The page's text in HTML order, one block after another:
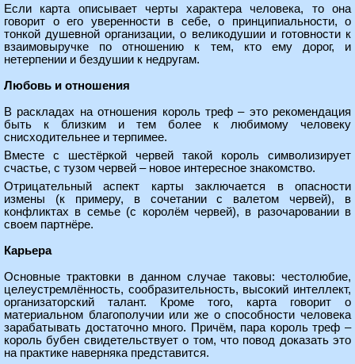
Если карта описывает черты характера человека, то она
говорит о его уверенности в себе, о принципиальности, о
тонкой душевной организации, о великодушии и готовности к
взаимовыручке по отношению к тем, кто ему дорог, и
нетерпении и бездушии к недругам.
Любовь и отношения
В раскладах на отношения король треф – это рекомендация
быть к близким и тем более к любимому человеку
снисходительнее и терпимее.
Вместе с шестёркой червей такой король символизирует
счастье, с тузом червей – новое интересное знакомство.
Отрицательный аспект карты заключается в опасности
измены (к примеру, в сочетании с валетом червей), в
конфликтах в семье (с королём червей), в разочаровании в
своем партнёре.
Карьера
Основные трактовки в данном случае таковы: честолюбие,
целеустремлённость, сообразительность, высокий интеллект,
организаторский талант. Кроме того, карта говорит о
материальном благополучии или же о способности человека
зарабатывать достаточно много. Причём, пара король треф –
король бубен свидетельствует о том, что повод доказать это
на практике наверняка представится.